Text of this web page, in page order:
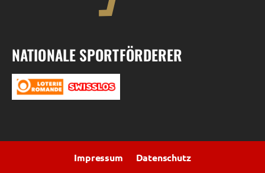
NATIONALE SPORTFÖRDERER
Impressum Datenschutz